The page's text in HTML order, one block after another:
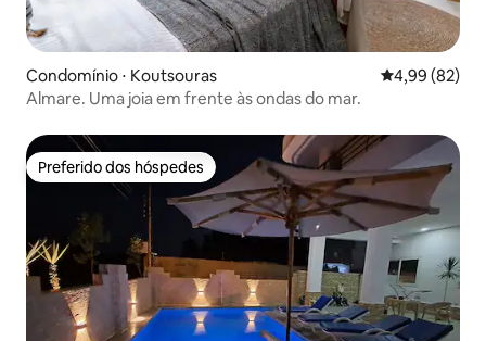
Condomínio ⋅ Koutsouras 4,99 de uma
4,99 (82)
Almare. Uma joia em frente às ondas do mar.
Preferido dos hóspedes
Preferido dos hóspedes